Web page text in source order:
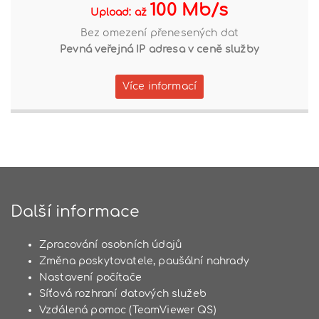
Upload: až 100 Mb/s
Bez omezení přenesených dat
Pevná veřejná IP adresa v ceně služby
Více informací
Další informace
Zpracování osobních údajů
Změna poskytovatele, paušální nahrady
Nastavení počítače
Síťová rozhraní datových služeb
Vzdálená pomoc (TeamViewer QS)